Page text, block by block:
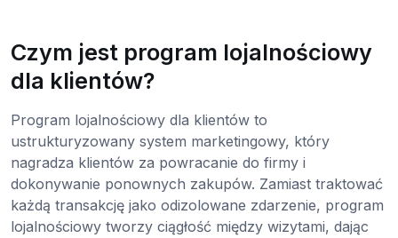
Czym jest program lojalnościowy
dla klientów?
Program lojalnościowy dla klientów to
ustrukturyzowany system marketingowy, który
nagradza klientów za powracanie do firmy i
dokonywanie ponownych zakupów. Zamiast traktować
każdą transakcję jako odizolowane zdarzenie, program
lojalnościowy tworzy ciągłość między wizytami, dając